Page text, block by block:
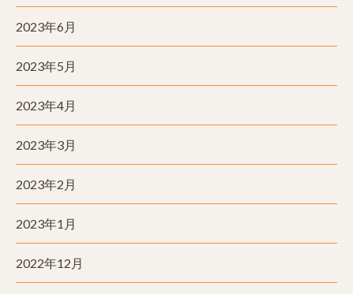
2023年6月
2023年5月
2023年4月
2023年3月
2023年2月
2023年1月
2022年12月